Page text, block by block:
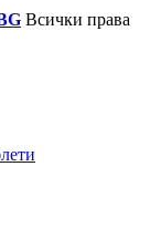
Всички права